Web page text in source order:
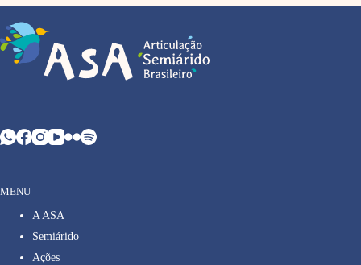
MENU
A ASA
Semiárido
Ações